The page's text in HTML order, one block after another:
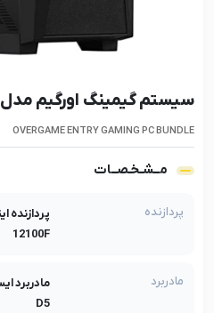
سیستم گیمینگ اورگیم مدل Entry
OVERGAME ENTRY GAMING PC BUNDLE
مــشـخـصــات
پردازنده
12100F
مادربرد
D5